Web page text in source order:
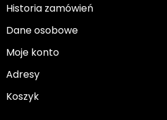
Historia zamówień
Dane osobowe
Moje konto
Adresy
Koszyk